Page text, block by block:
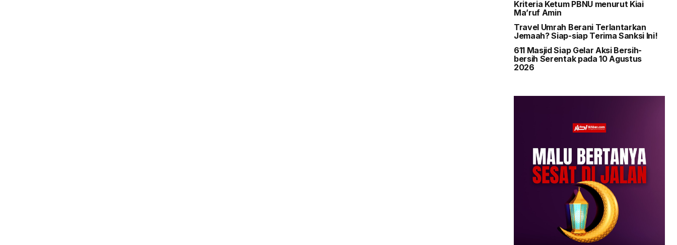
Kriteria Ketum PBNU menurut Kiai
Ma’ruf Amin
Travel Umrah Berani Terlantarkan
Jemaah? Siap-siap Terima Sanksi Ini!
611 Masjid Siap Gelar Aksi Bersih-
bersih Serentak pada 10 Agustus
2026